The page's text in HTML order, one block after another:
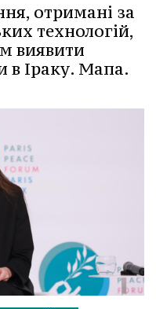
отримані за
технологій,
виявити
в Іраку. Мапа.